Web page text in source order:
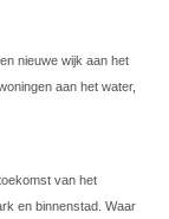
nieuwe wijk aan het
aan het water,
van het
en binnenstad. Waar